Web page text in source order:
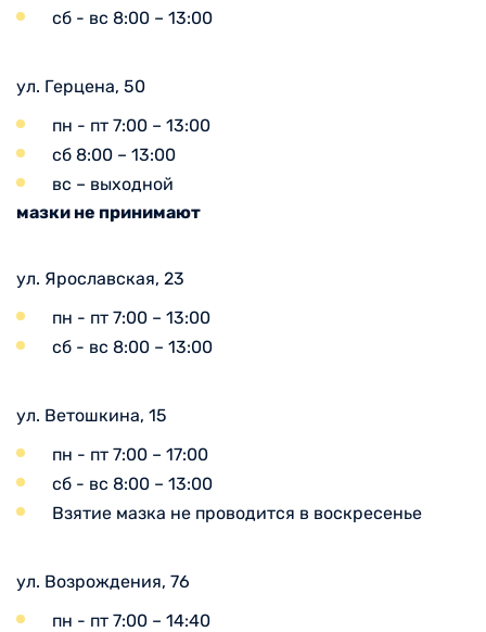
сб - вс 8:00 – 13:00
ул. Герцена, 50
пн - пт 7:00 – 13:00
сб 8:00 – 13:00
вс – выходной
мазки не принимают
ул. Ярославская, 23
пн - пт 7:00 – 13:00
сб - вс 8:00 – 13:00
ул. Ветошкина, 15
пн - пт 7:00 – 17:00
сб - вс 8:00 – 13:00
Взятие мазка не проводится в воскресенье
ул. Возрождения, 76
пн - пт 7:00 – 14:40